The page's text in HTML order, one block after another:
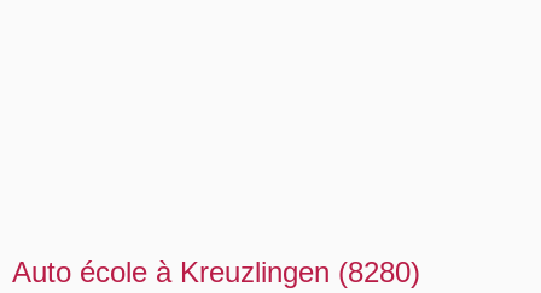
Auto école à Kreuzlingen (8280)